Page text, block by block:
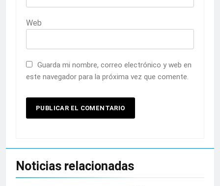
Web
Guarda mi nombre, correo electrónico y web en
este navegador para la próxima vez que comente.
Noticias relacionadas